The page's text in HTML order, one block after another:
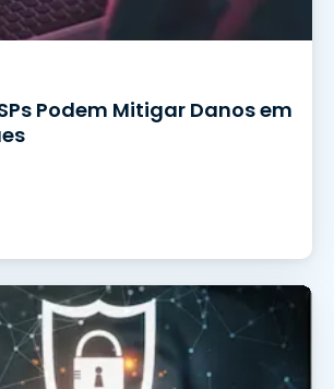
Podem Mitigar Danos em